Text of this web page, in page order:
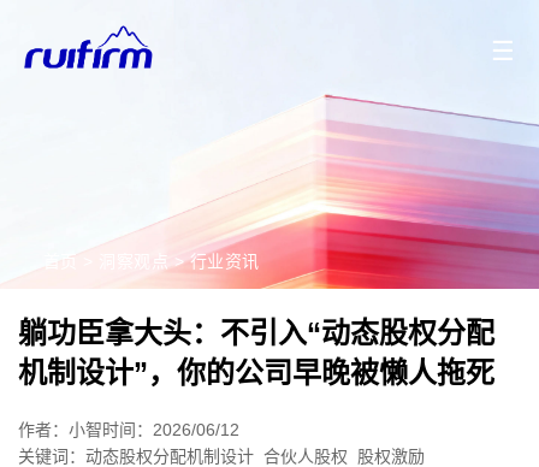
☰
首页 洞察观点 > 行业资讯
躺功臣拿大头：不引入“动态股权分配
机制设计”，你的公司早晚被懒人拖死
作者：小智时间：2026/06/12
关键词： 动态股权分配机制设计 合伙人股权 股权激励
2026/08/07
2026/08/06
2026/08/05
2026/08/04